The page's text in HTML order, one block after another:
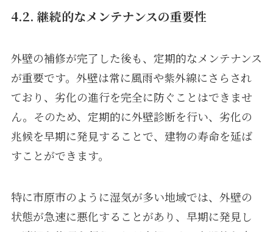
4.2. 継続的なメンテナンスの重要性
外壁の補修が完了した後も、定期的なメンテナンス
が重要です。外壁は常に風雨や紫外線にさらされ
ており、劣化の進行を完全に防ぐことはできませ
ん。そのため、定期的に外壁診断を行い、劣化の
兆候を早期に発見することで、建物の寿命を延ば
すことができます。
特に市原市のように湿気が多い地域では、外壁の
状態が急速に悪化することがあり、早期に発見し